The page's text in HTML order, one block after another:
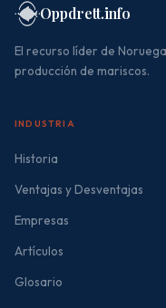
Oppdrett.info
El recurso líder de
producción de mariscos.
INDUSTRIA
Historia
Ventajas y Desventajas
Empresas
Artículos
Glosario